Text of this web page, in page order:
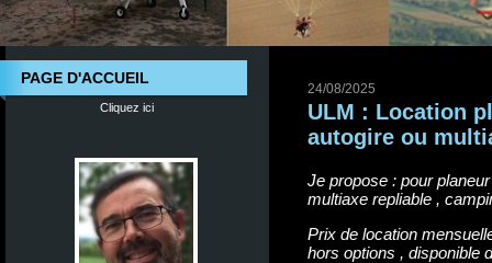
PAGE D'ACCUEIL
Cliquez ici
24/08/2025
ULM : Location
autogire ou
Je propose : pour
multiaxe repliable ,
Prix de location
hors options , disponible